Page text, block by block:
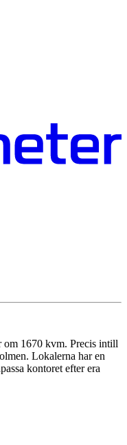
om 1670 kvm. Precis intill
Lokalerna har en
kontoret efter era